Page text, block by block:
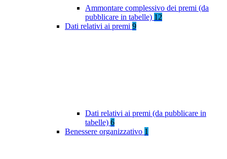
Ammontare complessivo dei premi (da
pubblicare in tabelle) 12
Dati relativi ai premi 9
Dati relativi ai premi (da pubblicare in
tabelle) 6
Benessere organizzativo 1